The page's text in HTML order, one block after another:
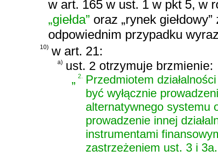
w art. 165 w ust. 1 w pkt 5, w
„giełda” oraz „rynek
odpowiednim przypadku
10) w art. 21:
a) ust. 2 otrzymuje brzmienie:
„2. Przedmiotem
być wyłącznie
alternatywnego systemu
prowadzenie innej
instrumentami
zastrzeżeniem ust. 3 i 3a.